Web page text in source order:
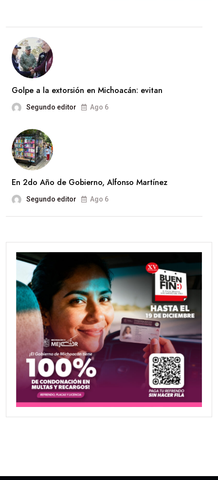
Golpe a la extorsión en Michoacán: evitan
Segundo editor Ago 6
En 2do Año de Gobierno, Alfonso Martínez
Segundo editor Ago 6